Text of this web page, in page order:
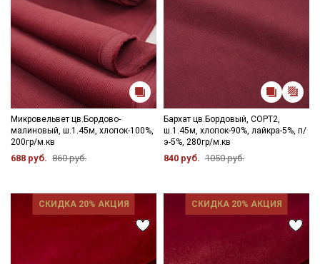
Микровельвет цв.Бордово-
малиновый, ш.1.45м, хлопок-100%,
200гр/м.кв
688 руб. 860 руб.
Бархат цв.Бордовый, СОРТ2,
ш.1.45м, хлопок-90%, лайкра-5%, п/
э-5%, 280гр/м.кв
840 руб. 1050 руб.
СКИДКА 20% АКЦИЯ СКИДКА 20% АКЦИЯ